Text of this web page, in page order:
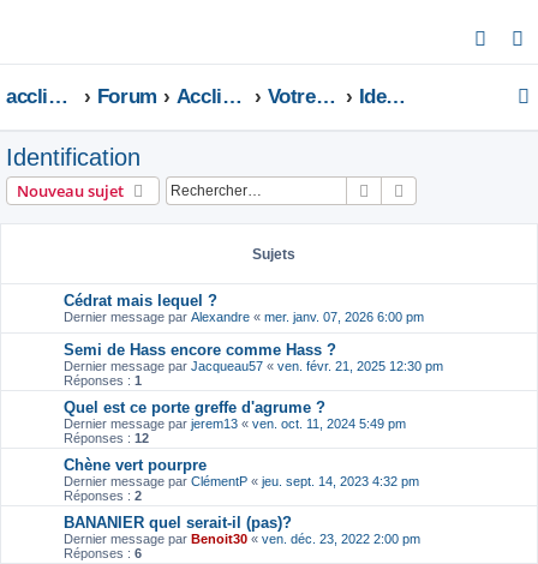
e
acclimatons.com Forum Acclimatons les fruitiers ! Votre jardin Identification
Identification
Nouveau sujet Rechercher
Sujets
Cédrat mais lequel ?
Dernier message par Alexandre « mer. janv. 07, 2026 6:00 pm
Semi de Hass encore comme Hass ?
Dernier message par Jacqueau57 « ven. févr. 21, 2025 12:30 pm
Réponses : 1
Quel est ce porte greffe d'agrume ?
Dernier message par jerem13 « ven. oct. 11, 2024 5:49 pm
Réponses : 12
Chène vert pourpre
Dernier message par ClémentP « jeu. sept. 14, 2023 4:32 pm
Réponses : 2
BANANIER quel serait-il (pas)?
Dernier message par Benoit30 « ven. déc. 23, 2022 2:00 pm
Réponses : 6